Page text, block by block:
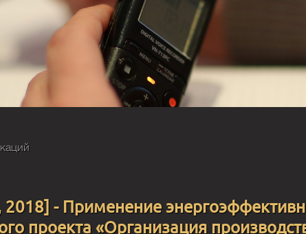
- Применение
проекта «Организация